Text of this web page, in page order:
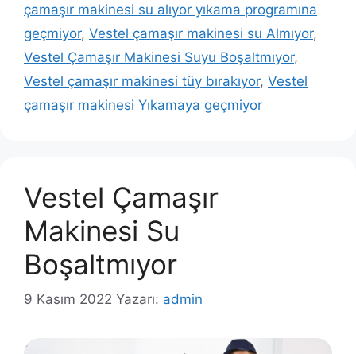
çamaşır makinesi su alıyor yıkama programına
geçmiyor, Vestel çamaşır makinesi su Almıyor,
Vestel Çamaşır Makinesi Suyu Boşaltmıyor,
Vestel çamaşır makinesi tüy bırakıyor, Vestel
çamaşır makinesi Yıkamaya geçmiyor
Vestel Çamaşır
Makinesi Su
Boşaltmıyor
9 Kasım 2022 Yazarı: admin